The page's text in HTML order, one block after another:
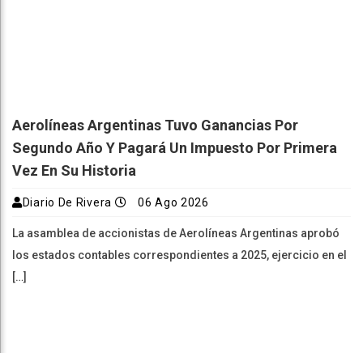
Aerolíneas Argentinas Tuvo Ganancias Por
Segundo Año Y Pagará Un Impuesto Por Primera
Vez En Su Historia
Diario De Rivera 06 Ago 2026
La asamblea de accionistas de Aerolíneas Argentinas aprobó
los estados contables correspondientes a 2025, ejercicio en el
[…]